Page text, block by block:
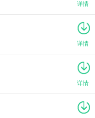
详情
详情
详情